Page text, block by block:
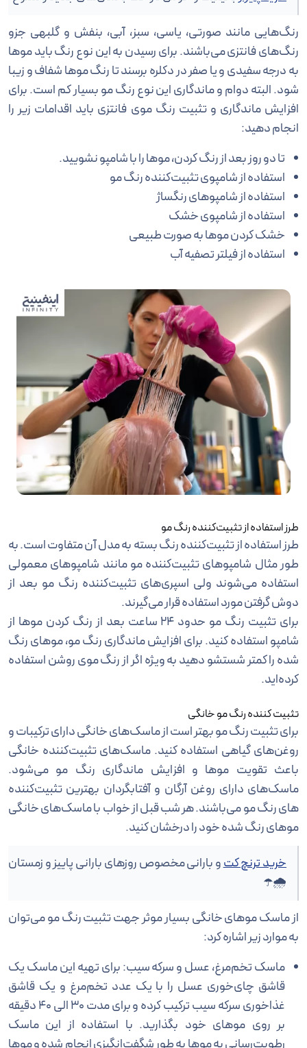
رنگ‌هایی مانند صورتی، یاسی، سبز، آبی، بنفش و گلبهی جزو
رنگ‌های فانتزی می‌باشند. برای رسیدن به این نوع رنگ باید موها
به درجه سفیدی و یا صفر در دکلره برسند تا رنگ موها شفاف و زیبا
شود. البته دوام و ماندگاری این نوع رنگ مو بسیار کم است. برای
افزایش ماندگاری و تثبیت رنگ موی فانتزی باید اقدامات زیر را
انجام دهید:
تا دو روز بعد از رنگ کردن، موها را با شامپو نشویید.
استفاده از شامپوی تثبیت‌کننده رنگ مو
استفاده از شامپوهای رنگساژ
استفاده از شامپوی خشک
خشک کردن موها به صورت طبیعی
استفاده از فیلتر تصفیه آب
طرز استفاده از تثبیت‌کننده رنگ مو
طرز استفاده از تثبیت‌کننده رنگ بسته به مدل آن متفاوت است. به
طور مثال شامپوهای تثبیت‌کننده مو مانند شامپوهای معمولی
استفاده می‌شوند ولی اسپری‌های تثبیت‌کننده رنگ مو بعد از
دوش گرفتن مورد استفاده قرار می‌گیرند.
برای تثبیت رنگ مو حدود 24 ساعت بعد از رنگ کردن موها از
شامپو استفاده کنید. برای افزایش ماندگاری رنگ مو، موهای رنگ
شده را کمتر شستشو دهید به ویژه اگر از رنگ موی روشن استفاده
کرده‌اید.
تثبیت کننده رنگ مو خانگی
برای تثبیت رنگ مو بهتر است از ماسک‌های خانگی دارای ترکیبات و
روغن‌های گیاهی استفاده کنید. ماسک‌های تثبیت‌کننده خانگی
باعث تقویت موها و افزایش ماندگاری رنگ مو می‌شود.
ماسک‌های دارای روغن آرگان و آفتابگردان بهترین تثبیت‌کننده
های رنگ مو می‌باشند. هر شب قبل از خواب با ماسک‌های خانگی
موهای رنگ شده خود را درخشان کنید.
خرید ترنچ کتو بارانی مخصوص روزهای بارانی پاییز و زمستان
🌧☂
از ماسک موهای خانگی بسیار موثر جهت تثبیت رنگ مو می‌توان
به موارد زیر اشاره کرد:
ماسک تخم‌مرغ، عسل و سرکه سیب: برای تهیه این ماسک یک
قاشق چای‌خوری عسل را با یک عدد تخم‌مرغ و یک قاشق
غذاخوری سرکه سیب ترکیب کرده و برای مدت 30 الی 40 دقیقه
بر روی موهای خود بگذارید. با استفاده از این ماسک
رطوبت‌رسانی به موها به طور شگفت‌انگیزی انجام شده و موها